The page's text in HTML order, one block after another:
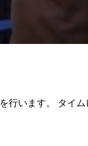
います。 タイ